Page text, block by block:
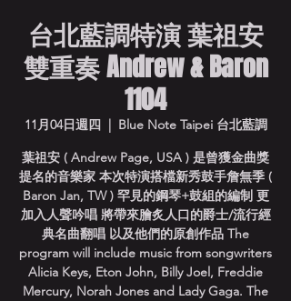
台北藍調特演 葉祖安
雙重奏 Andrew & Baron
1104
11月04日週四
  |
Blue Note Taipei 台北藍調
葉祖安 ( Andrew Page, USA ) 是曾獲金曲獎
提名的音樂家 本次特演搭檔新秀鼓手詹無季 (
Baron Jan, TW ) 罕見的鋼琴+鼓組的編制 更
加入人聲吟唱 將帶來膾炙人口的爵士/流行經
典名曲翻唱 以及他們的原創作品 The
program will include music from songwriters
Alicia Keys, Eton John, Billy Joel, Freddie
Mercury, Norah Jones and Lady Gaga. The